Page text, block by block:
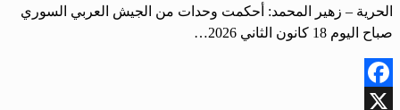
الحرية – زهير المحمد: أحكمت وحدات من الجيش العربي السوري
صباح اليوم 18 كانون الثاني 2026…
Facebook